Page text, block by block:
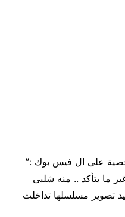
على ال فيس بوك :”
ما يتأكد .. منه شلبى
تصوير مسلسلها تداخلت